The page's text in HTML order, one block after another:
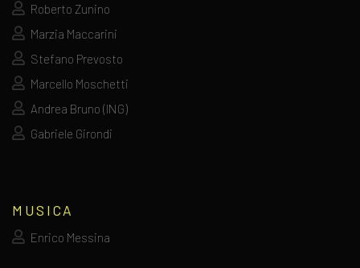
Roberto Zunino
Marzia Maccarini
Stefano Prevosto
Marcello Moschetti
Andrea Bruno (ING)
Gabriele Girondi
MUSICA
Enrico Messina